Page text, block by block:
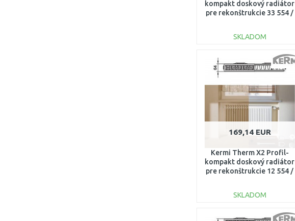
kompakt doskový radiátor
pre rekonštrukcie 33 554 /
SKLADOM
DO KOŠÍKA
169,14 EUR
Kermi Therm X2 Profil-
kompakt doskový radiátor
pre rekonštrukcie 12 554 /
SKLADOM
DO KOŠÍKA